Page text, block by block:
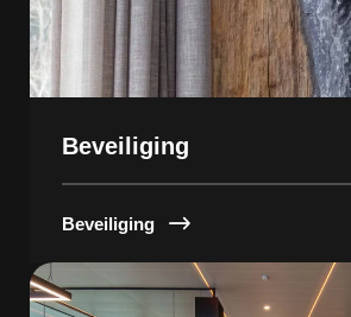
Beveiliging
Beveiliging